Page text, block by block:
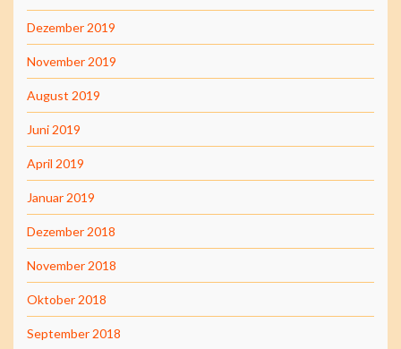
Dezember 2019
November 2019
August 2019
Juni 2019
April 2019
Januar 2019
Dezember 2018
November 2018
Oktober 2018
September 2018